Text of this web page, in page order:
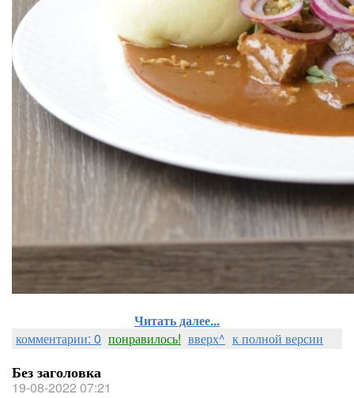
Читать далее...
комментарии: 0 понравилось! вверх^ к полной версии
Без заголовка
19-08-2022 07:21